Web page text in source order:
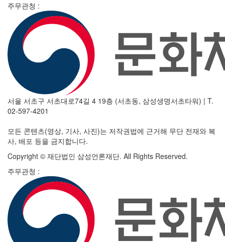
주무관청 :
서울 서초구 서초대로74길 4 19층 (서초동, 삼성생명서초타워) | T.
02-597-4201
모든 콘텐츠(영상, 기사, 사진)는 저작권법에 근거해 무단 전재와 복
사, 배포 등을 금지합니다.
Copyright © 재단법인 삼성언론재단. All Rights Reserved.
주무관청 :